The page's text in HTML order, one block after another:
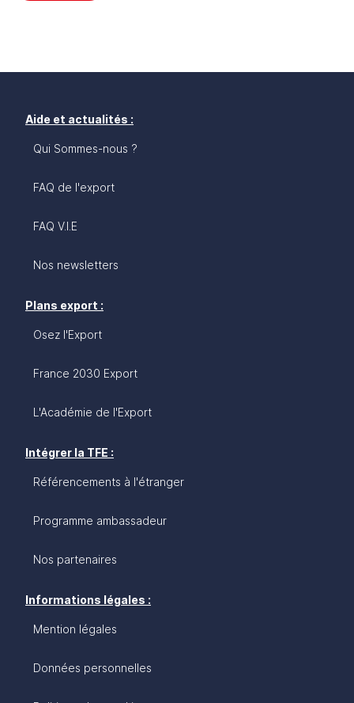
Aide et actualités :
Qui Sommes-nous ?
FAQ de l'export
FAQ V.I.E
Nos newsletters
Plans export :
Osez l'Export
France 2030 Export
L'Académie de l'Export
Intégrer la TFE :
Référencements à l'étranger
Programme ambassadeur
Nos partenaires
Informations légales :
Mention légales
Données personnelles